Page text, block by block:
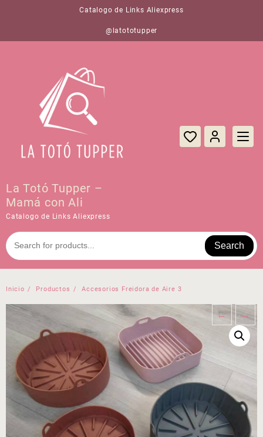
Catalogo de Links Aliexpress
@latototupper
La Totó Tupper –
Mamá con Ali
Catalogo de Links Aliexpress
Search
Inicio Productos Accesorios Freidora de Aire 3
← →